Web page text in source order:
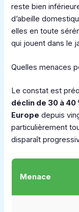
reste bien
d’abeille
elles en toute
qui jouent dans le
Quelles menaces
Le constat est
déclin de 30 à
Europe depuis
particulièrement
disparaît
Menace